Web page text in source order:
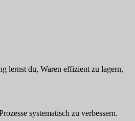
lernst du, Waren effizient zu lagern,
systematisch zu verbessern.